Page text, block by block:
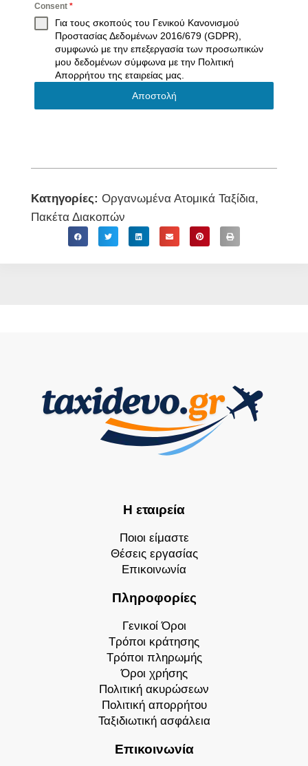
Consent *
Για τους σκοπούς του Γενικού Κανονισμού
Προστασίας Δεδομένων 2016/679 (GDPR),
συμφωνώ με την επεξεργασία των προσωπικών
μου δεδομένων σύμφωνα με την Πολιτική
Απορρήτου της εταιρείας μας.
Αποστολή
Κατηγορίες: Οργανωμένα Ατομικά Ταξίδια,
Πακέτα Διακοπών
Η εταιρεία
Ποιοι είμαστε
Θέσεις εργασίας
Επικοινωνία
Πληροφορίες
Γενικοί Όροι
Τρόποι κράτησης
Τρόποι πληρωμής
Όροι χρήσης
Πολιτική ακυρώσεων
Πολιτική απορρήτου
Ταξιδιωτική ασφάλεια
Επικοινωνία